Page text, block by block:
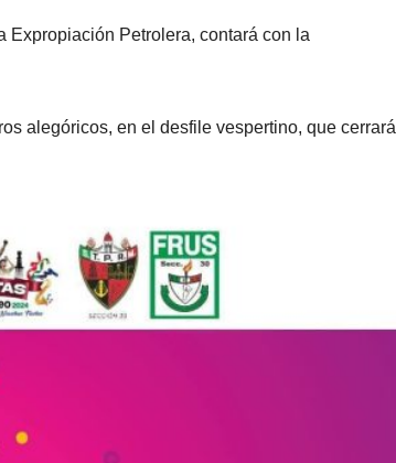
Expropiación Petrolera, contará con la
alegóricos, en el desfile vespertino, que cerrará